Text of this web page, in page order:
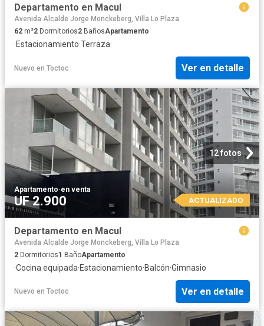
Departamento en Macul
Avenida Alcalde Jorge Monckeberg, Villa Lo Plaza
62 m²2 Dormitorios2 BañosApartamento
·Estacionamiento·Terraza
Nuevo en Toctoc Ver en detalle
12 fotos
Apartamento·en venta
UF 2.900 ACTUALIZADO
Departamento en Macul
Avenida Alcalde Jorge Monckeberg, Villa Lo Plaza
2 Dormitorios1 BañoApartamento
·Cocina equipada·Estacionamiento·Balcón·Gimnasio
Nuevo en Toctoc Ver en detalle